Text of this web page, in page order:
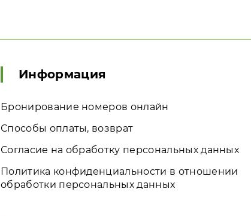
Информация
Бронирование номеров онлайн
Способы оплаты, возврат
Согласие на обработку персональных данных
Политика конфиденциальности в отношении
обработки персональных данных